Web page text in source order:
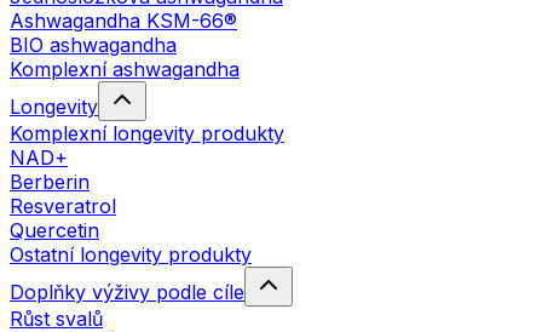
Ashwagandha KSM-66®
BIO ashwagandha
Komplexní ashwagandha
Longevity
Komplexní longevity produkty
NAD+
Berberin
Resveratrol
Quercetin
Ostatní longevity produkty
Doplňky výživy podle cíle
Růst svalů